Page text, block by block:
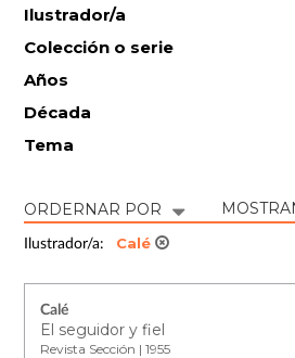
Ilustrador/a
Colección o serie
Años
Década
Tema
ORDERNAR POR
Ilustrador/a: Calé
Calé
El seguidor y fiel
Revista Sección | 1955